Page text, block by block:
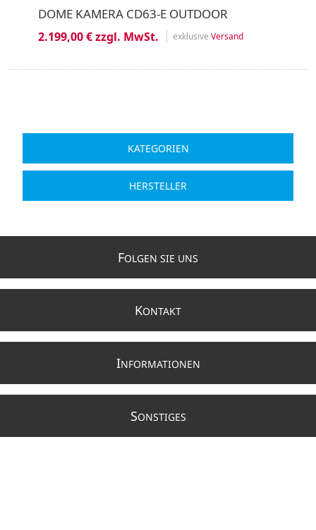
DOME KAMERA CD63-E OUTDOOR
2.199,00 € zzgl. MwSt. exklusive Versand
KATEGORIEN
HERSTELLER
FOLGEN SIE UNS
KONTAKT
INFORMATIONEN
SONSTIGES